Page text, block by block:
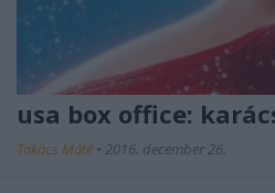
usa box office:
Takács Máté • 2016. december 26.